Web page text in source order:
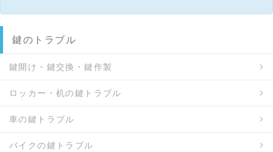
鍵のトラブル
鍵開け・鍵交換・鍵作製
ロッカー・机の鍵トラブル
車の鍵トラブル
バイクの鍵トラブル